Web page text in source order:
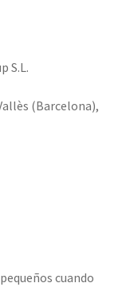
S.L.
(Barcelona),
cuando